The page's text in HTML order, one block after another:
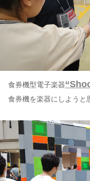
食券機型電子楽器
食券機を楽器にしようと